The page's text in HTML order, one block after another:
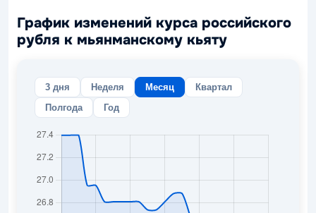
График изменений курса российского
рубля к мьянманскому кьяту
3 дня Неделя Месяц
Квартал
Полгода
Год